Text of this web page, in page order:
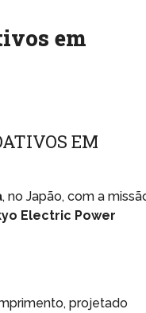
em
EM
, no Japão, com a
Electric Power
projetado